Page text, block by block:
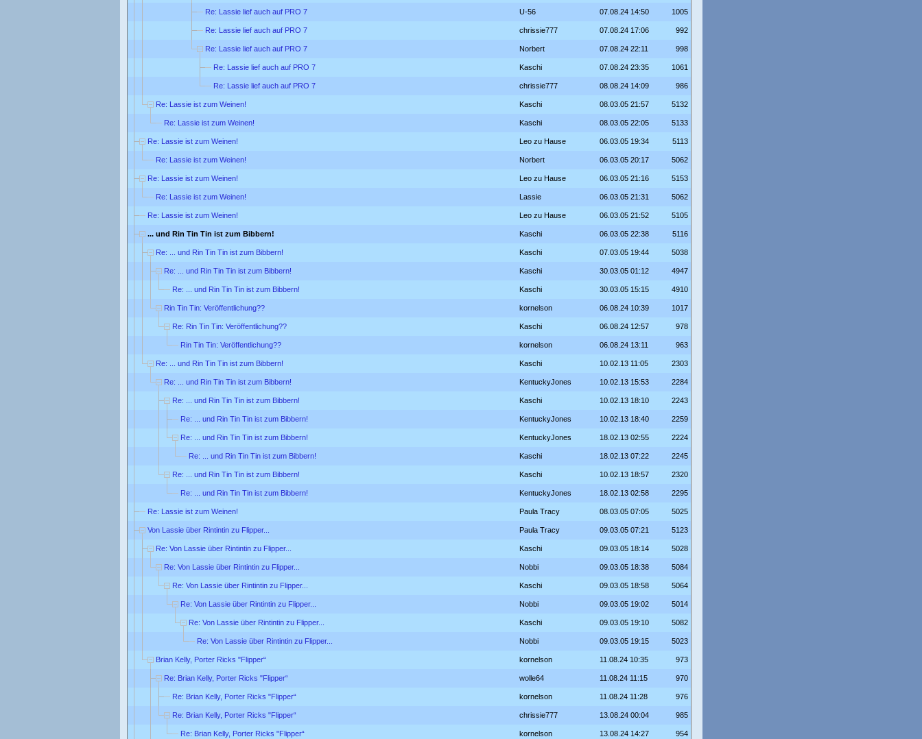
Re: Lassie lief auch auf PRO 7 U-56 07.08.24 14:50 1005
Re: Lassie lief auch auf PRO 7 chrissie777 07.08.24 17:06 992
Re: Lassie lief auch auf PRO 7 Norbert 07.08.24 22:11 998
Re: Lassie lief auch auf PRO 7 Kaschi 07.08.24 23:35 1061
Re: Lassie lief auch auf PRO 7 chrissie777 08.08.24 14:09 986
Re: Lassie ist zum Weinen! Kaschi 08.03.05 21:57 5132
Re: Lassie ist zum Weinen! Kaschi 08.03.05 22:05 5133
Re: Lassie ist zum Weinen! Leo zu Hause 06.03.05 19:34 5113
Re: Lassie ist zum Weinen! Norbert 06.03.05 20:17 5062
Re: Lassie ist zum Weinen! Leo zu Hause 06.03.05 21:16 5153
Re: Lassie ist zum Weinen! Lassie 06.03.05 21:31 5062
Re: Lassie ist zum Weinen! Leo zu Hause 06.03.05 21:52 5105
... und Rin Tin Tin ist zum Bibbern! Kaschi 06.03.05 22:38 5116
Re: ... und Rin Tin Tin ist zum Bibbern! Kaschi 07.03.05 19:44 5038
Re: ... und Rin Tin Tin ist zum Bibbern! Kaschi 30.03.05 01:12 4947
Re: ... und Rin Tin Tin ist zum Bibbern! Kaschi 30.03.05 15:15 4910
Rin Tin Tin: Veröffentlichung?? kornelson 06.08.24 10:39 1017
Re: Rin Tin Tin: Veröffentlichung?? Kaschi 06.08.24 12:57 978
Rin Tin Tin: Veröffentlichung?? kornelson 06.08.24 13:11 963
Re: ... und Rin Tin Tin ist zum Bibbern! Kaschi 10.02.13 11:05 2303
Re: ... und Rin Tin Tin ist zum Bibbern! KentuckyJones 10.02.13 15:53 2284
Re: ... und Rin Tin Tin ist zum Bibbern! Kaschi 10.02.13 18:10 2243
Re: ... und Rin Tin Tin ist zum Bibbern! KentuckyJones 10.02.13 18:40 2259
Re: ... und Rin Tin Tin ist zum Bibbern! KentuckyJones 18.02.13 02:55 2224
Re: ... und Rin Tin Tin ist zum Bibbern! Kaschi 18.02.13 07:22 2245
Re: ... und Rin Tin Tin ist zum Bibbern! Kaschi 10.02.13 18:57 2320
Re: ... und Rin Tin Tin ist zum Bibbern! KentuckyJones 18.02.13 02:58 2295
Re: Lassie ist zum Weinen! Paula Tracy 08.03.05 07:05 5025
Von Lassie über Rintintin zu Flipper... Paula Tracy 09.03.05 07:21 5123
Re: Von Lassie über Rintintin zu Flipper... Kaschi 09.03.05 18:14 5028
Re: Von Lassie über Rintintin zu Flipper... Nobbi 09.03.05 18:38 5084
Re: Von Lassie über Rintintin zu Flipper... Kaschi 09.03.05 18:58 5064
Re: Von Lassie über Rintintin zu Flipper... Nobbi 09.03.05 19:02 5014
Re: Von Lassie über Rintintin zu Flipper... Kaschi 09.03.05 19:10 5082
Re: Von Lassie über Rintintin zu Flipper... Nobbi 09.03.05 19:15 5023
Brian Kelly, Porter Ricks "Flipper“ kornelson 11.08.24 10:35 973
Re: Brian Kelly, Porter Ricks "Flipper“ wolle64 11.08.24 11:15 970
Re: Brian Kelly, Porter Ricks "Flipper“ kornelson 11.08.24 11:28 976
Re: Brian Kelly, Porter Ricks "Flipper“ chrissie777 13.08.24 00:04 985
Re: Brian Kelly, Porter Ricks "Flipper“ kornelson 13.08.24 14:27 954